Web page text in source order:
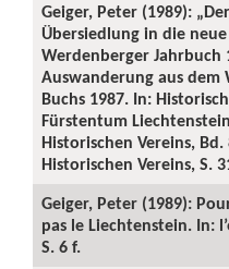
Geiger, Peter (1989):
Übersiedlung in die
Werdenberger Jahrbuch
Auswanderung aus dem
Buchs 1987. In:
Fürstentum
Historischen Vereins, Bd.
Historischen Vereins, S.
Geiger, Peter (1989):
pas le Liechtenstein. In:
S. 6 f.